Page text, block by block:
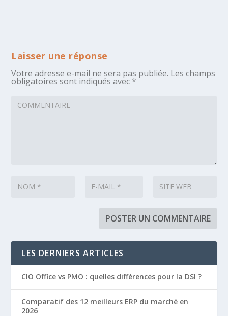
Laisser une réponse
Votre adresse e-mail ne sera pas publiée. Les champs
obligatoires sont indiqués avec *
LES DERNIERS ARTICLES
CIO Office vs PMO : quelles différences pour la DSI ?
Comparatif des 12 meilleurs ERP du marché en
2026